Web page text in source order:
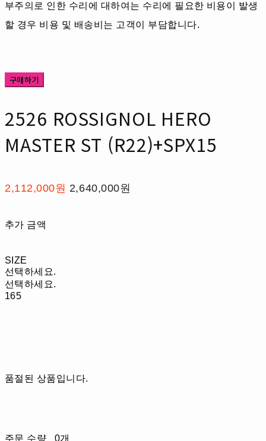
부주의로 인한 수리에 대하여는 수리에 필요한 비용이 발생
할 경우 비용 및 배송비는 고객이 부담합니다.
구매하기
2526 ROSSIGNOL HERO
MASTER ST (R22)+SPX15
2,112,000원 2,640,000원
추가 금액
SIZE
선택하세요.
선택하세요.
165
품절된 상품입니다.
주문 수량 0개